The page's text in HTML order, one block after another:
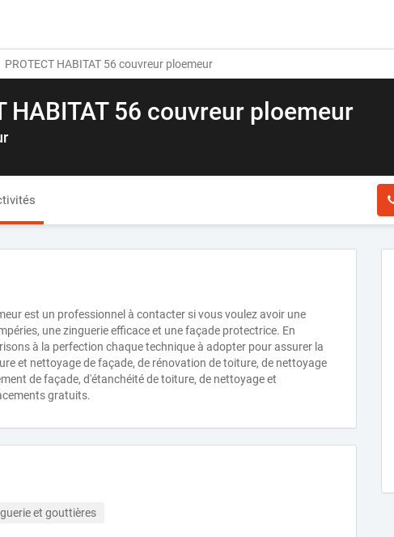
PROTECT HABITAT 56 couvreur ploemeur
HABITAT 56 couvreur ploemeur
est un professionnel à contacter si vous voulez avoir une
une zinguerie efficace et une façade protectrice. En
à la perfection chaque technique à adopter pour assurer la
et nettoyage de façade, de rénovation de toiture, de nettoyage
de façade, d'étanchéité de toiture, de nettoyage et
gratuits.
et gouttières